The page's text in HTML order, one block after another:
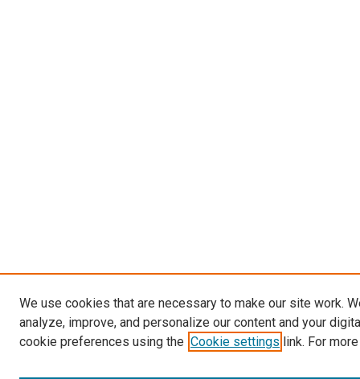
We use cookies that are necessary to make our site work.
analyze, improve, and personalize our content and your
cookie preferences using the Cookie settings link. For